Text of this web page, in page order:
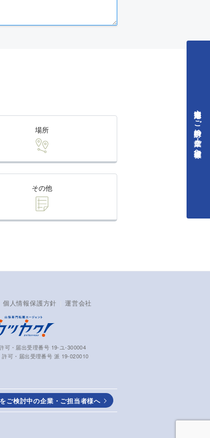
場所
その他
個人情報保護方針 運営会社
可・届出受理番号 19-ユ-300004
可・届出受理番号 派 19-020010
ご検討中の企業・ご担当者様へ
中途採用をご検討中の企業・ご担当者様へ